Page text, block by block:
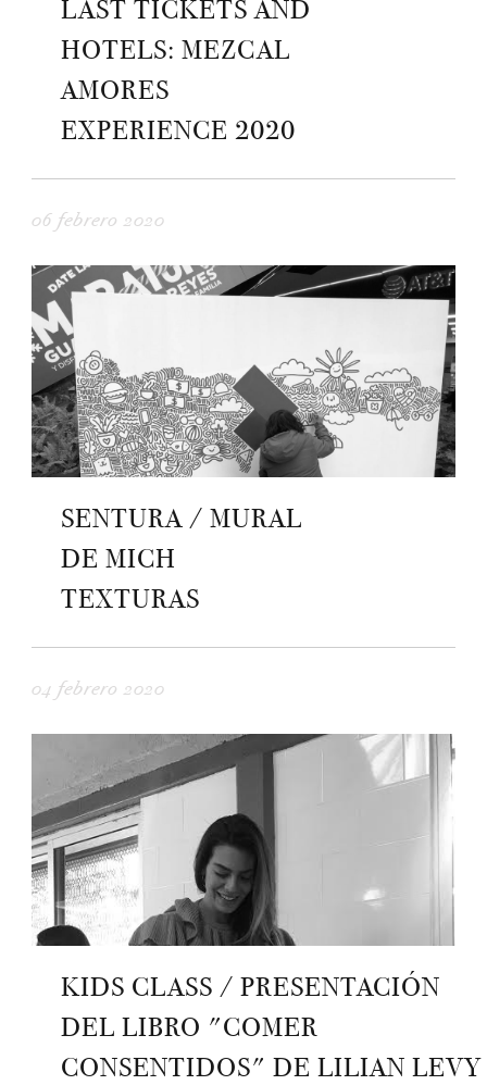
LAST TICKETS AND
HOTELS: MEZCAL
AMORES
EXPERIENCE 2020
06 febrero 2020
SENTURA / MURAL
DE MICH
TEXTURAS
04 febrero 2020
KIDS CLASS / PRESENTACIÓN
DEL LIBRO "COMER
CONSENTIDOS" DE LILIAN LEVY